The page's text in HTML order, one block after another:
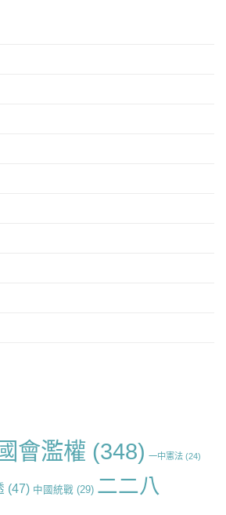
會濫權 (348) 一中憲法 (24)
(47) 中國統戰 (29) 二二八